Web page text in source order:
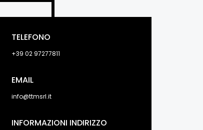
TELEFONO
+39 02 97277811
EMAIL
info@ttmsrl.it
INFORMAZIONI INDIRIZZO